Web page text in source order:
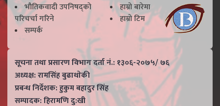
भाैतिकवादी उपनिषद्काे
परिचर्चा गरिने
हाम्राे बारेमा
हाम्राे टिम
सम्पर्क
सूचना तथा प्रसारण विभाग दर्ता नं.: १३०६-२०७५/ ७६
अध्यक्ष: रामसिंह बुढाथाेकी
प्रबन्ध निर्देशक: हुकुम बहादुर सिंह
सम्पादक: हिरामणि दु:खी